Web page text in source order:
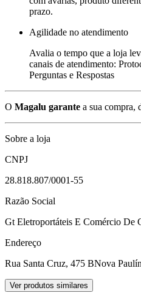
prazo.
Agilidade no atendimento
Avalia o tempo que a loja
canais de atendimento:
Perguntas e Respostas
O Magalu garante a sua compra,
Sobre a loja
CNPJ
28.818.807/0001-55
Razão Social
Gt Eletroportáteis E Comércio De
Endereço
Rua Santa Cruz, 475 BNova
Ver produtos similares